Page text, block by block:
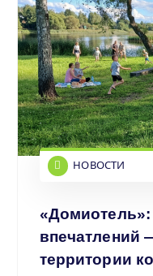
НОВОСТИ
«Домиотель»:
впечатлений
территории